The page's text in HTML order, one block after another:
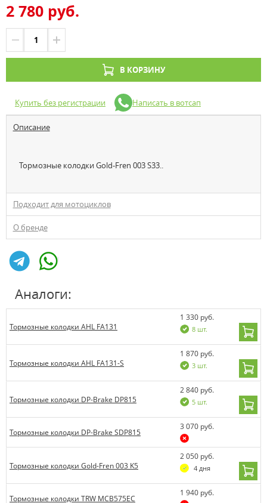
2 780 руб.
В КОРЗИНУ
Купить без регистрации Написать в вотсап
Описание
Тормозные колодки Gold-Fren 003 S33..
Подходит для мотоциклов
О бренде
Аналоги:
Тормозные колодки AHL FA131
1 330 руб.
8 шт.
Тормозные колодки AHL FA131-S
1 870 руб.
3 шт.
Тормозные колодки DP-Brake DP815
2 840 руб.
5 шт.
Тормозные колодки DP-Brake SDP815
3 070 руб.
Тормозные колодки Gold-Fren 003 K5
2 050 руб.
4 дня
Тормозные колодки TRW MCB575EC
1 940 руб.